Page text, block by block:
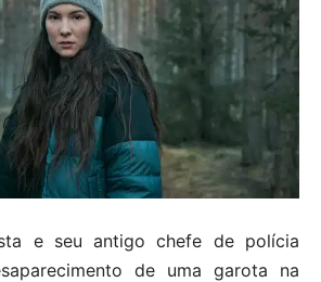
e seu antigo chefe de polícia
de uma garota na